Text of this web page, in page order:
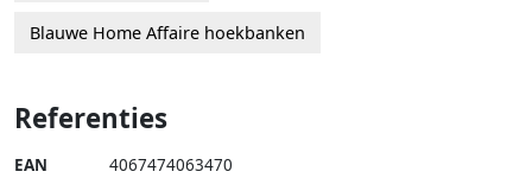
Blauwe Home Affaire hoekbanken
Referenties
EAN 4067474063470